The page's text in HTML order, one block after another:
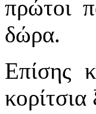
πρώτοι
δώρα.
Επίσης